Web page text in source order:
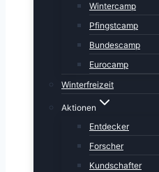
Wintercamp
Pfingstcamp
Bundescamp
Eurocamp
Winterfreizeit
Aktionen
Entdecker
Forscher
Kundschafter